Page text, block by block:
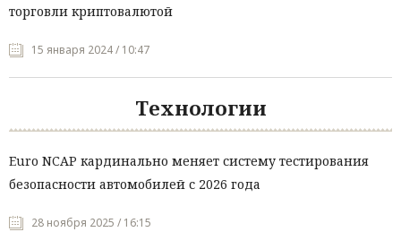
торговли криптовалютой
15 января 2024 / 10:47
Технологии
Euro NCAP кардинально меняет систему тестирования
безопасности автомобилей с 2026 года
28 ноября 2025 / 16:15